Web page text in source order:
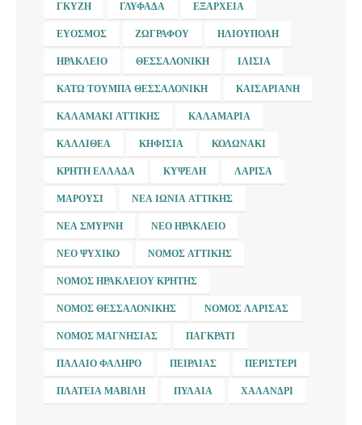
ΓΚΎΖΗ ΓΛΥΦΆΔΑ ΕΞΆΡΧΕΙΑ
ΕΎΟΣΜΟΣ ΖΩΓΡΆΦΟΥ ΗΛΙΟΎΠΟΛΗ
ΗΡΆΚΛΕΙΟ ΘΕΣΣΑΛΟΝΊΚΗ ΙΛΊΣΙΑ
ΚΆΤΩ ΤΟΎΜΠΑ ΘΕΣΣΑΛΟΝΊΚΗ ΚΑΙΣΑΡΙΑΝΉ
ΚΑΛΑΜΆΚΙ ΑΤΤΙΚΉΣ ΚΑΛΑΜΑΡΙΆ
ΚΑΛΛΙΘΈΑ ΚΗΦΙΣΙΆ ΚΟΛΩΝΆΚΙ
ΚΡΉΤΗ ΕΛΛΆΔΑ ΚΥΨΈΛΗ ΛΆΡΙΣΑ
ΜΑΡΟΎΣΙ ΝΈΑ ΙΩΝΊΑ ΑΤΤΙΚΉΣ
ΝΈΑ ΣΜΎΡΝΗ ΝΈΟ ΗΡΆΚΛΕΙΟ
ΝΈΟ ΨΥΧΙΚΌ ΝΟΜΌΣ ΑΤΤΙΚΉΣ
ΝΟΜΌΣ ΗΡΑΚΛΕΊΟΥ ΚΡΉΤΗΣ
ΝΟΜΌΣ ΘΕΣΣΑΛΟΝΊΚΗΣ ΝΟΜΌΣ ΛΆΡΙΣΑΣ
ΝΟΜΌΣ ΜΑΓΝΗΣΊΑΣ ΠΑΓΚΡΆΤΙ
ΠΑΛΑΙΌ ΦΆΛΗΡΟ ΠΕΙΡΑΙΆΣ ΠΕΡΙΣΤΈΡΙ
ΠΛΑΤΕΊΑ ΜΑΒΊΛΗ ΠΥΛΑΊΑ ΧΑΛΆΝΔΡΙ